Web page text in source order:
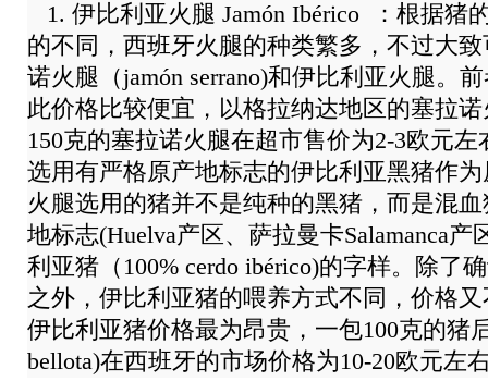
1. 伊比利亚火腿 Jamón Ibérico ：根据猪
的不同，西班牙火腿的种类繁多，不过大
诺火腿（jamón serrano)和伊比利亚火腿。
此价格比较便宜，以格拉纳达地区的塞拉
150克的塞拉诺火腿在超市售价为2-3欧元
选用有严格原产地标志的伊比利亚黑猪作
火腿选用的猪并不是纯种的黑猪，而是混
地标志(Huelva产区、萨拉曼卡Salamanca
利亚猪（100% cerdo ibérico)的字样。除了
之外，伊比利亚猪的喂养方式不同，价格
伊比利亚猪价格最为昂贵，一包100克的猪
bellota)在西班牙的市场价格为10-20欧元左